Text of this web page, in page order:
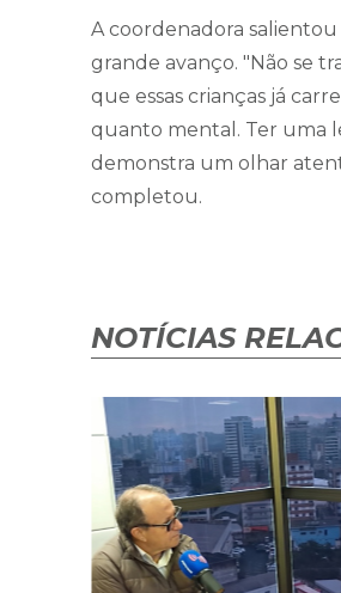
A coordenadora
grande avanço. "Não se
que essas crianças já
quanto mental. Ter uma
demonstra um olhar
completou.
NOTÍCIAS